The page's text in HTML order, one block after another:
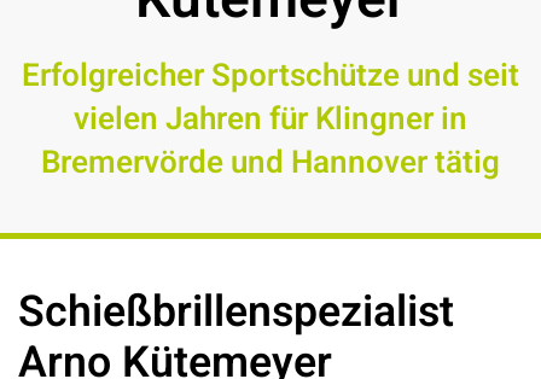
Erfolgreicher Sportschütze und seit
vielen Jahren für Klingner in
Bremervörde und Hannover tätig
Schießbrillenspezialist
Arno Kütemeyer